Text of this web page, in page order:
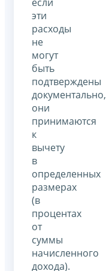
эти
расходы
не
могут
быть
подтверждены
документально,
они
принимаются
к
вычету
в
определенных
размерах
(в
процентах
от
суммы
начисленного
дохода).